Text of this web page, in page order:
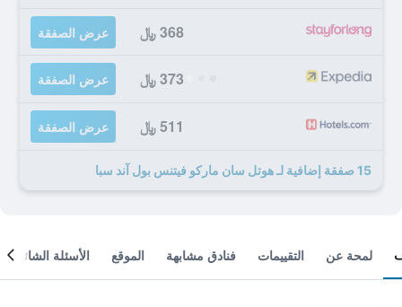
368 ﷼ عرض الصفقة
373 ﷼ عرض الصفقة
511 ﷼ عرض الصفقة
15 صفقة إضافية لـ هوتل سان ماركو فيتنس بول آند سبا
لمحة عن التقييمات فنادق مشابهة الموقع الأسئلة الشائعة